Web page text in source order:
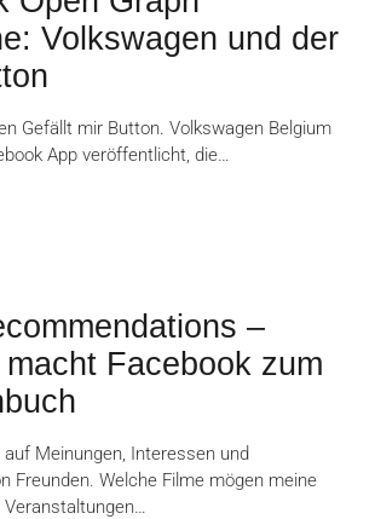
Volkswagen und der
Gefällt mir Button. Volkswagen Belgium
App veröffentlicht, die…
–
Facebook zum
Meinungen, Interessen und
Freunden. Welche Filme mögen meine
Veranstaltungen…